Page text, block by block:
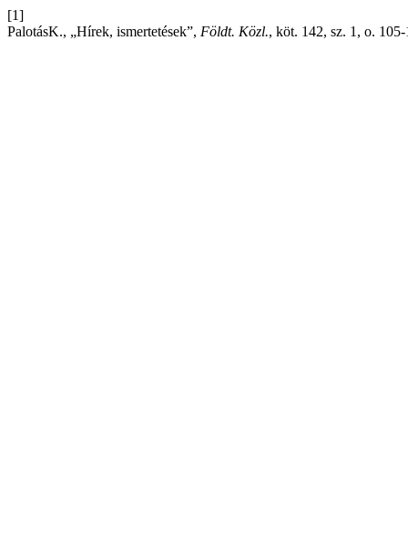
[1]
PalotásK., „Hírek, ismertetések”, Földt. Közl., köt. 142, sz. 1, o.